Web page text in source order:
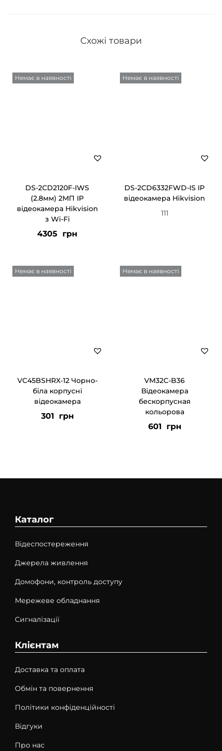
Схожі товари
Немає в наявності
DS-2CD2120F-IWS
(2.8мм) 2МП IP
відеокамера Hikvision
з Wi-Fi
4305 грн
Немає в наявності
DS-2CD6332FWD-IS IP
відеокамера Hikvision
111
Немає в наявності
VC45BSHRX-12 Чорно-
біла корпусні
відеокамера
301 грн
Немає в наявності
VM32C-B36
Відеокамера
бескорпусная
кольорова
601 грн
Каталог
Відеспостереження
Джерела живлення
Домофони, контроль доступу
Мережеве обладнання
Сигналізації
Клієнтам
Доставка та оплата
Обмін та повернення
Політики конфіденційності
Відгуки
Про нас